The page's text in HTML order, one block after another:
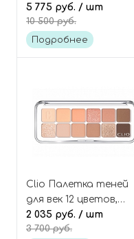
лица с
омолаживающим и
восстанавливающим
5 775 руб. / шт
10 500 руб.
Подробнее
Clio Палетка теней
для век 12 цветов,
оттенок 01 Coral
Studio, Pro Eye Palette
2 035 руб. / шт
3 700 руб.